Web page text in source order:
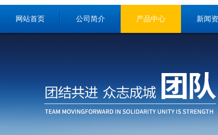
网站首页 公司简介 产品中心 新闻